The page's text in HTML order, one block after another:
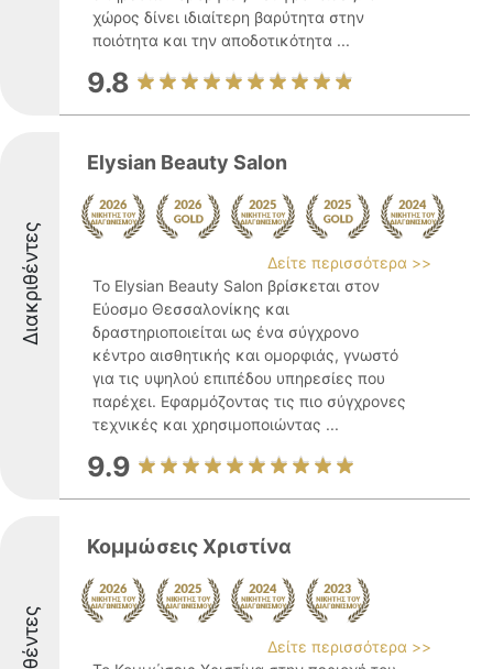
χώρος δίνει ιδιαίτερη βαρύτητα στην
ποιότητα και την αποδοτικότητα ...
9.8
Διακριθέντες
Elysian Beauty Salon
Δείτε περισσότερα >>
Το Elysian Beauty Salon βρίσκεται στον
Εύοσμο Θεσσαλονίκης και
δραστηριοποιείται ως ένα σύγχρονο
κέντρο αισθητικής και ομορφιάς, γνωστό
για τις υψηλού επιπέδου υπηρεσίες που
παρέχει. Εφαρμόζοντας τις πιο σύγχρονες
τεχνικές και χρησιμοποιώντας ...
9.9
Κομμώσεις Χριστίνα
Δείτε περισσότερα >>